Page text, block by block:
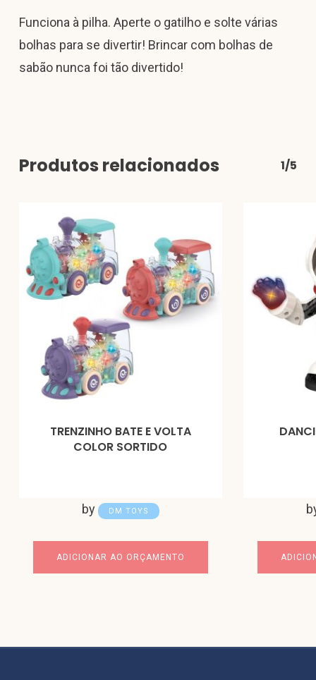
Funciona à pilha. Aperte o gatilho e solte várias
bolhas para se divertir! Brincar com bolhas de
sabão nunca foi tão divertido!
Produtos relacionados 1/5
TRENZINHO BATE E VOLTA
COLOR SORTIDO
by DM TOYS
ADICIONAR AO ORÇAMENTO